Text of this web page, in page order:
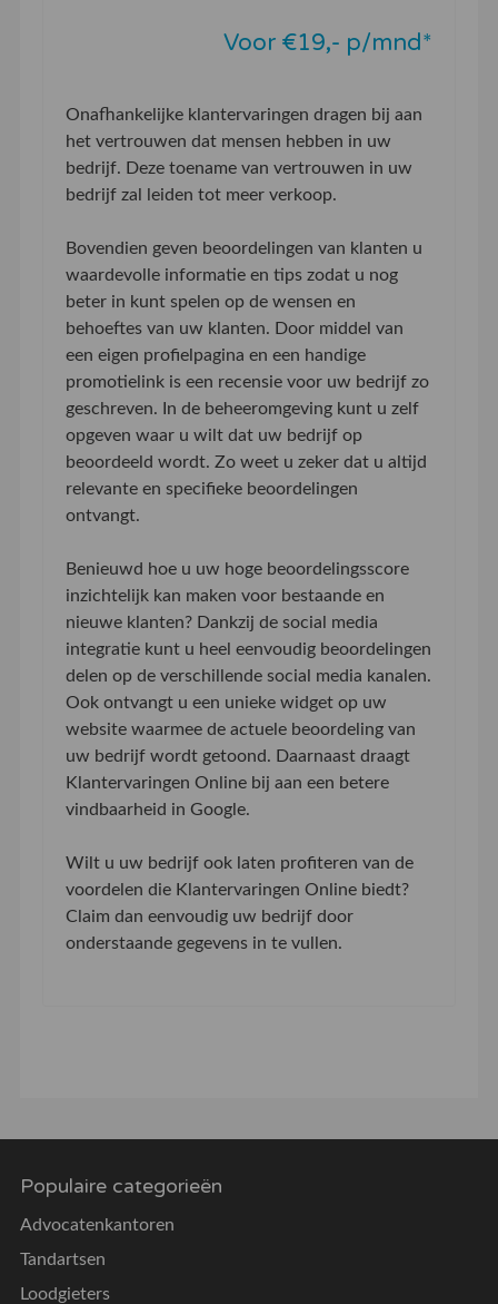
Voor €19,- p/mnd*
Onafhankelijke klantervaringen dragen bij aan
het vertrouwen dat mensen hebben in uw
bedrijf. Deze toename van vertrouwen in uw
bedrijf zal leiden tot meer verkoop.
Bovendien geven beoordelingen van klanten u
waardevolle informatie en tips zodat u nog
beter in kunt spelen op de wensen en
behoeftes van uw klanten. Door middel van
een eigen profielpagina en een handige
promotielink is een recensie voor uw bedrijf zo
geschreven. In de beheeromgeving kunt u zelf
opgeven waar u wilt dat uw bedrijf op
beoordeeld wordt. Zo weet u zeker dat u altijd
relevante en specifieke beoordelingen
ontvangt.
Benieuwd hoe u uw hoge beoordelingsscore
inzichtelijk kan maken voor bestaande en
nieuwe klanten? Dankzij de social media
integratie kunt u heel eenvoudig beoordelingen
delen op de verschillende social media kanalen.
Ook ontvangt u een unieke widget op uw
website waarmee de actuele beoordeling van
uw bedrijf wordt getoond. Daarnaast draagt
Klantervaringen Online bij aan een betere
vindbaarheid in Google.
Wilt u uw bedrijf ook laten profiteren van de
voordelen die Klantervaringen Online biedt?
Claim dan eenvoudig uw bedrijf door
onderstaande gegevens in te vullen.
Populaire categorieën
Advocatenkantoren
Tandartsen
Loodgieters